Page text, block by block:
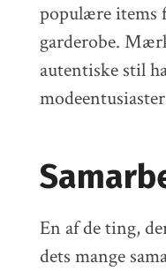
populære items
garderobe.
autentiske stil
En af de ting,
dets mange